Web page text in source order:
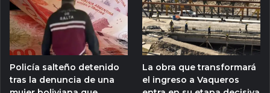
Policía salteño detenido
tras la denuncia de una
La obra que transformará
el ingreso a Vaqueros